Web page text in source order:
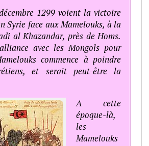
1299 voient la victoire
Syrie face aux Mamelouks, à la
al Khazandar, près de Homs.
avec les Mongols pour
commence à poindre
et serait peut-être la
A cette
époque-là,
les
Mamelouks